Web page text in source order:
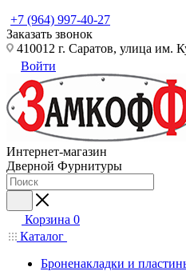
+7 (964) 997-40-27
Заказать звонок
410012 г. Саратов, улица им.
Войти
Интернет-магазин
Дверной Фурнитуры
Корзина 0
Каталог
Броненакладки и